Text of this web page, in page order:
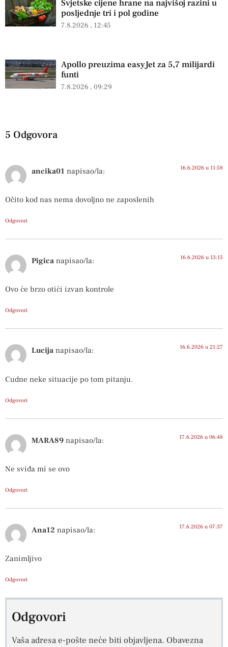
Svjetske cijene hrane na najvišoj razini u
posljednje tri i pol godine
7.8.2026 12:45
Apollo preuzima easyJet za 5,7 milijardi
funti
7.8.2026 09:29
5 Odgovora
ancika01 napisao/la: 16.6.2026 u 11:58
Očito kod nas nema dovoljno ne zaposlenih
Odgovori
Pigica napisao/la: 16.6.2026 u 13:15
Ovo će brzo otići izvan kontrole
Odgovori
Lucija napisao/la: 16.6.2026 u 21:27
Cudne neke situacije po tom pitanju.
Odgovori
MARA89 napisao/la: 17.6.2026 u 06:48
Ne sviđa mi se ovo
Odgovori
Ana12 napisao/la: 17.6.2026 u 07:37
Zanimljivo
Odgovori
Odgovori
Vaša adresa e-pošte neće biti objavljena. Obavezna